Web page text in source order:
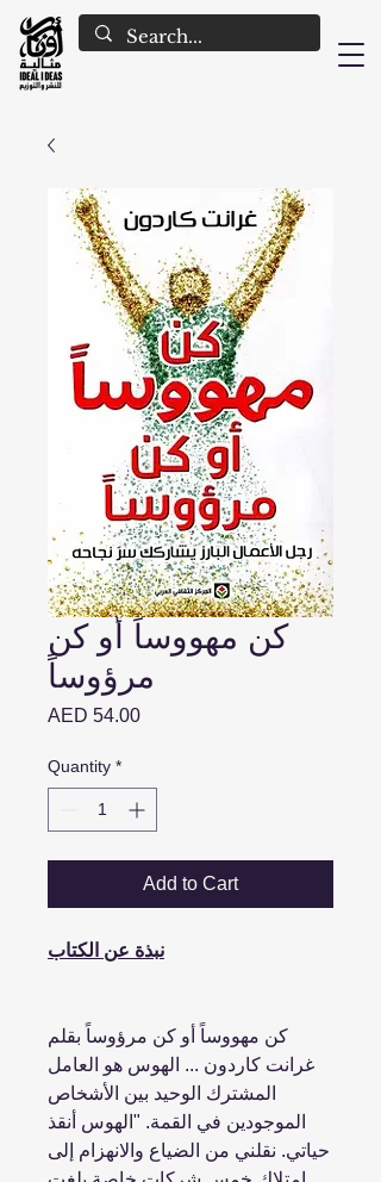
كن مهووساً أو كن
مرؤوساً
AED 54.00Price
Quantity *
Add to Cart
نبذة عن الكتاب
كن مهووساً أو كن مرؤوساً بقلم
غرانت كاردون ... الهوس هو العامل
المشترك الوحيد بين الأشخاص
الموجودين في القمة. "الهوس أنقذ
حياتي. نقلني من الضياع والانهزام إلى